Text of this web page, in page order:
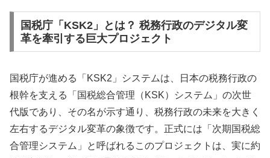
国税庁「KSK2」とは？ 税務行政のデジタル変
革を牽引する巨大プロジェクト
国税庁が進める「KSK2」システムは、日本の税務行政の
根幹を支える「国税総合管理（KSK）システム」の次世
代版であり、その名が示す通り、税務行政の未来を大きく
左右するデジタル変革の象徴です。正式には「次期国税総
合管理システム」と呼ばれるこのプロジェクトは、実に約